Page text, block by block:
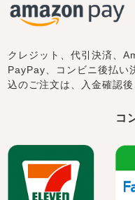
クレジット、代引決済、
PayPay、コンビニ後払い
込のご注文は、入金確認
コ